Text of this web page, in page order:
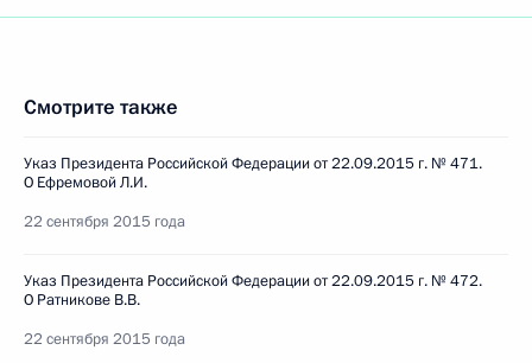
Смотрите также
Указ Президента Российской Федерации от 22.09.2015 г. № 471.
О Ефремовой Л.И.
22 сентября 2015 года
Указ Президента Российской Федерации от 22.09.2015 г. № 472.
О Ратникове В.В.
22 сентября 2015 года